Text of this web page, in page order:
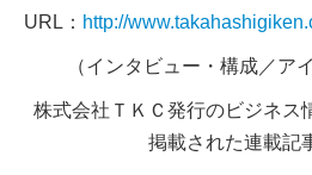
URL： http://
（インタビュー・構成／ア
株式会社ＴＫＣ発行のビジネス
掲載された連載記